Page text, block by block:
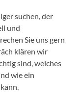
suchen, der
und
Sie uns gern
klären wir
sind, welches
wie ein